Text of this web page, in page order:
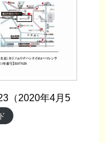
（2020年4月5